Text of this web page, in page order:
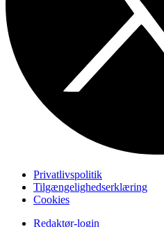
Privatlivspolitik
Tilgængelighedserklæring
Cookies
Redaktør-login